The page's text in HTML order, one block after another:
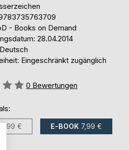
- Books on Demand
28.04.2014
Eingeschränkt zugänglich
0 Bewertungen
9,99 € E-BOOK 7,99 €